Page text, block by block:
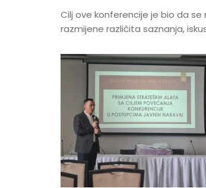
Cilj ove konferencije je bio da
razmijene različita saznanja,